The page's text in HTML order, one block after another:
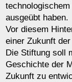
ausgeübt haben.
Vor diesem
einer Zukunft
Die Stiftung soll
Geschichte der
Zukunft zu